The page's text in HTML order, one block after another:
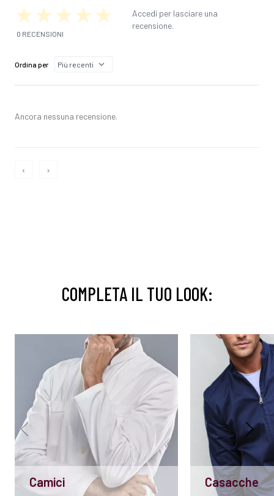
0 RECENSIONI
Accedi per lasciare una
recensione.
Ordina per
Ancora nessuna recensione.
‹ ›
COMPLETA IL TUO LOOK:
Camici Casacche